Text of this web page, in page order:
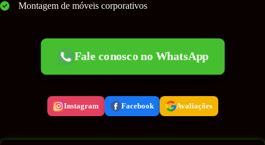
Montagem de móveis corporativos
Fale conosco no WhatsApp
Instagram Facebook Avaliações